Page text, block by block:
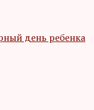
день ребенка